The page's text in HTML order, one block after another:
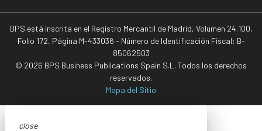
BPS está inscrita en el Registro Mercantil de Madrid, Volumen 24.100,
Folio 172, Página M-433036 - Número de Identificación Fiscal: B-
85062503
© 2026 BPS Business Publications Spain S.L. Todos los derechos
reservados.
Mapa del Sitio
close